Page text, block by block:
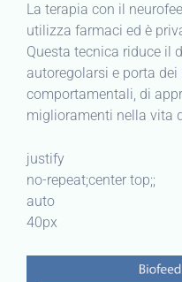
La terapia con il
utilizza farmaci ed è
Questa tecnica riduce il
autoregolarsi e porta
comportamentali, di
miglioramenti nella vita
justify
no-repeat;center top;;
auto
40px